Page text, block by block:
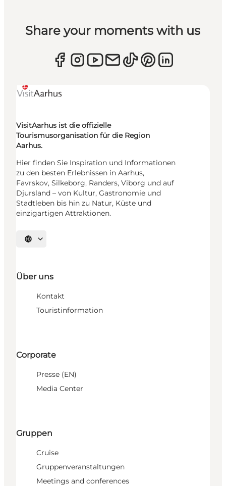
Share your moments with us
VisitAarhus ist die offizielle
Tourismusorganisation für die Region
Aarhus.
Hier finden Sie Inspiration und Informationen
zu den besten Erlebnissen in Aarhus,
Favrskov, Silkeborg, Randers, Viborg und auf
Djursland – von Kultur, Gastronomie und
Stadtleben bis hin zu Natur, Küste und
einzigartigen Attraktionen.
Sprache auswählen
Über uns
Kontakt
Touristinformation
Corporate
Presse (EN)
Media Center
Gruppen
Cruise
Gruppenveranstaltungen
Meetings and conferences